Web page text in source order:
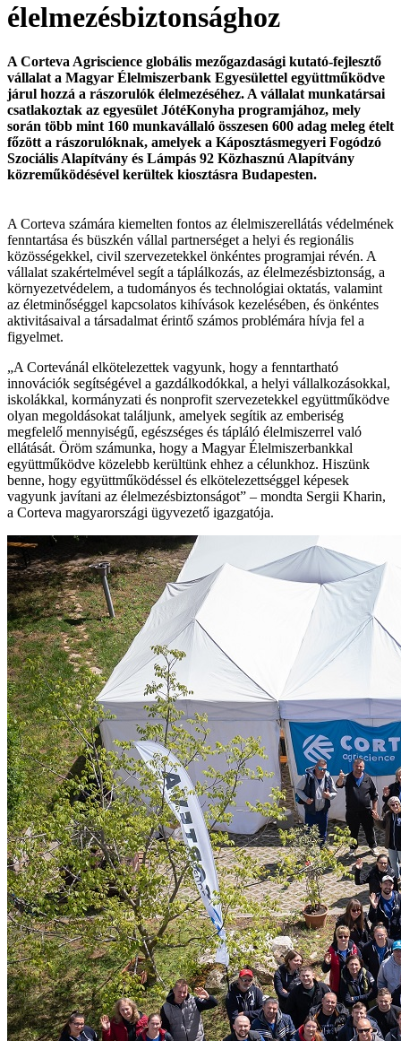
élelmezésbiztonsághoz
A Corteva Agriscience globális mezőgazdasági kutató-fejlesztő
vállalat a Magyar Élelmiszerbank Egyesülettel együttműködve
járul hozzá a rászorulók élelmezéséhez. A vállalat munkatársai
csatlakoztak az egyesület JótéKonyha programjához, mely
során több mint 160 munkavállaló összesen 600 adag meleg ételt
főzött a rászorulóknak, amelyek a Káposztásmegyeri Fogódzó
Szociális Alapítvány és Lámpás 92 Közhasznú Alapítvány
közreműködésével kerültek kiosztásra Budapesten.
A Corteva számára kiemelten fontos az élelmiszerellátás védelmének
fenntartása és büszkén vállal partnerséget a helyi és regionális
közösségekkel, civil szervezetekkel önkéntes programjai révén. A
vállalat szakértelmével segít a táplálkozás, az élelmezésbiztonság, a
környezetvédelem, a tudományos és technológiai oktatás, valamint
az életminőséggel kapcsolatos kihívások kezelésében, és önkéntes
aktivitásaival a társadalmat érintő számos problémára hívja fel a
figyelmet.
„A Cortevánál elkötelezettek vagyunk, hogy a fenntartható
innovációk segítségével a gazdálkodókkal, a helyi vállalkozásokkal,
iskolákkal, kormányzati és nonprofit szervezetekkel együttműködve
olyan megoldásokat találjunk, amelyek segítik az emberiség
megfelelő mennyiségű, egészséges és tápláló élelmiszerrel való
ellátását. Öröm számunka, hogy a Magyar Élelmiszerbankkal
együttműködve közelebb kerültünk ehhez a célunkhoz. Hiszünk
benne, hogy együttműködéssel és elkötelezettséggel képesek
vagyunk javítani az élelmezésbiztonságot” – mondta Sergii Kharin,
a Corteva magyarországi ügyvezető igazgatója.